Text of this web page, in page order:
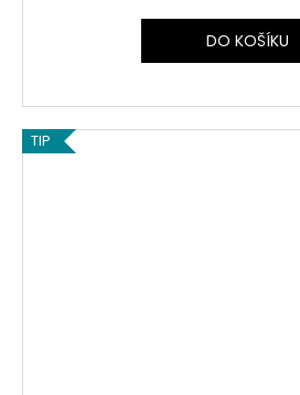
DO KOŠÍKU
TIP